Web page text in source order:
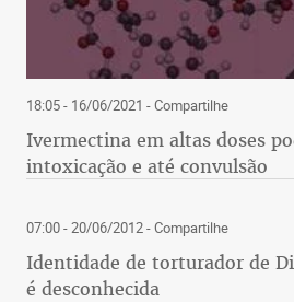
18:05 - 16/06/2021 - Compartilhe
Ivermectina em altas doses
intoxicação e até convulsão
07:00 - 20/06/2012- Compartilhe
Identidade de torturador de
é desconhecida